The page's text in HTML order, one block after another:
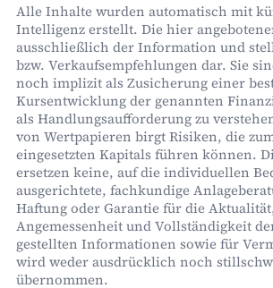
Alle Inhalte wurden automatisch mit
Intelligenz erstellt. Die hier
ausschließlich der Information und
bzw. Verkaufsempfehlungen dar. Sie
noch implizit als Zusicherung einer
Kursentwicklung der genannten
als Handlungsaufforderung zu
von Wertpapieren birgt Risiken, die
eingesetzten Kapitals führen können.
ersetzen keine, auf die individuellen
ausgerichtete, fachkundige
Haftung oder Garantie für die
Angemessenheit und Vollständigkeit
gestellten Informationen sowie für
wird weder ausdrücklich noch
übernommen.